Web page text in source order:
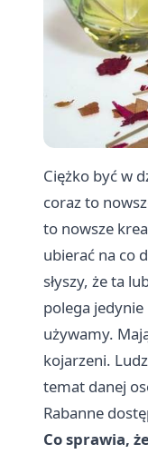
Ciężko być w
coraz to
to nowsze
ubierać na co
słyszy, że ta
polega
używamy.
kojarzeni.
temat danej
Rabanne
Co sprawia,